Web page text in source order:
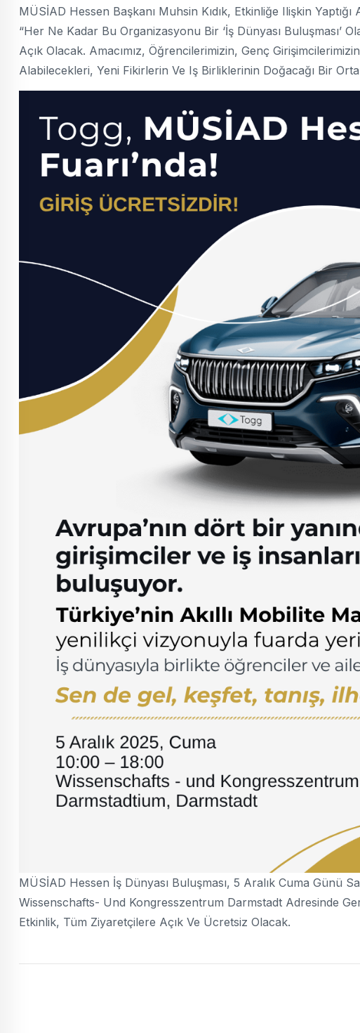
MÜSİAD Hessen Başkanı Muhsin Kıdık, Etkinliğe Ilişkin Yaptığı
“Her Ne Kadar Bu Organizasyonu Bir ‘İş Dünyası Buluşması’
Açık Olacak. Amacımız, Öğrencilerimizin, Genç
Alabilecekleri, Yeni Fikirlerin Ve Iş Birliklerinin Doğacağı Bir
MÜSİAD Hessen İş Dünyası Buluşması, 5 Aralık Cuma Günü
Wissenschafts- Und Kongresszentrum Darmstadt Adresinde
Etkinlik, Tüm Ziyaretçilere Açık Ve Ücretsiz Olacak.